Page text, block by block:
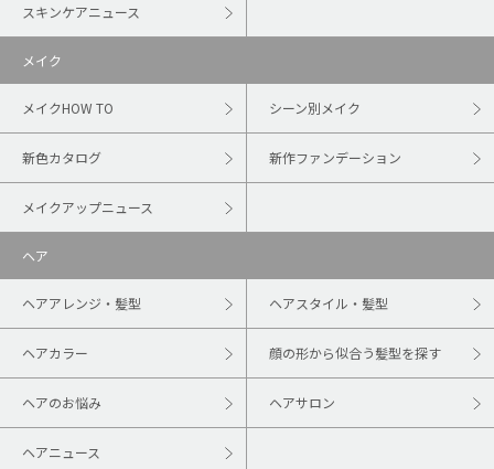
スキンケアニュース
メイク
メイクHOW TO シーン別メイク
新色カタログ 新作ファンデーション
メイクアップニュース
ヘア
ヘアアレンジ・髪型 ヘアスタイル・髪型
ヘアカラー 顔の形から似合う髪型を探す
ヘアのお悩み ヘアサロン
ヘアニュース